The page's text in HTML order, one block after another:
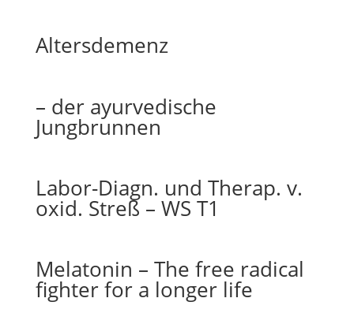
Altersdemenz
– der ayurvedische
Jungbrunnen
Labor-Diagn. und Therap. v.
oxid. Streß – WS T1
Melatonin – The free radical
fighter for a longer life